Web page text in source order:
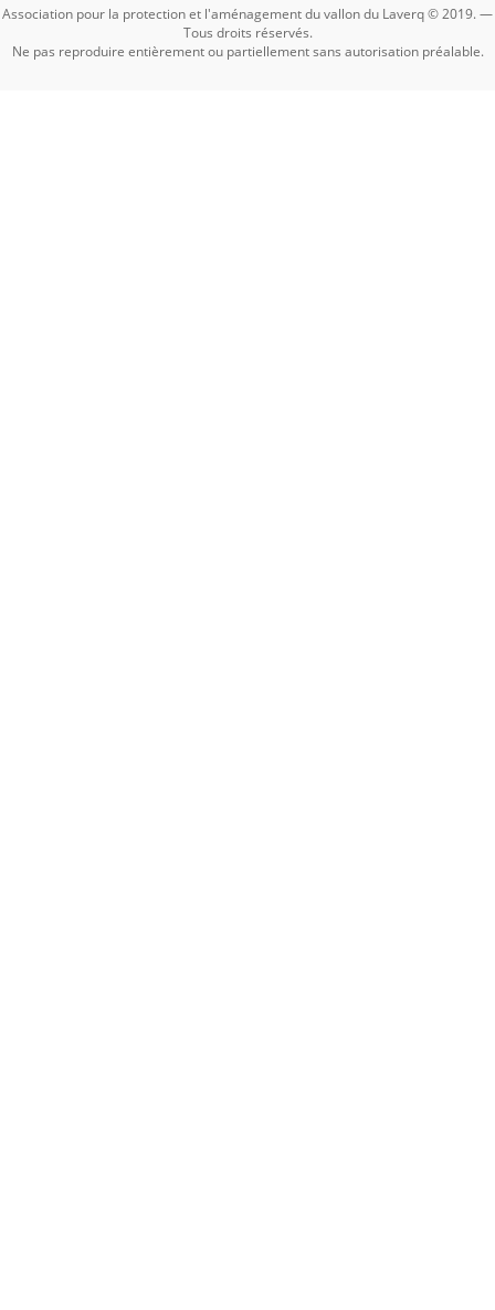
Association pour la protection et l'aménagement du vallon du Laverq © 2019. —
Tous droits réservés.
Ne pas reproduire entièrement ou partiellement sans autorisation préalable.